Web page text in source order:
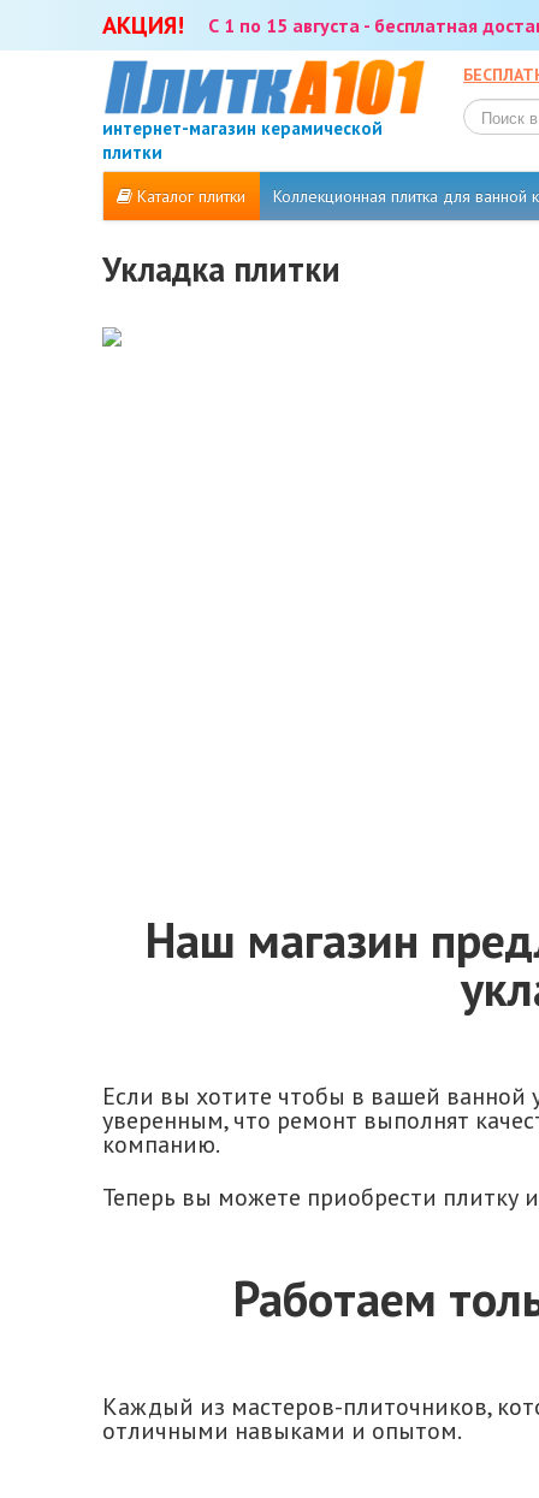
АКЦИЯ! С 1 по 15 августа - бесплатная
интернет-магазин керамической
плитки
Каталог плитки Коллекционная плитка для ванной
Укладка плитки
Наш магазин
Если вы хотите чтобы в вашей
уверенным, что ремонт выполнят
компанию.
Теперь вы можете приобрести плитку
Работаем
Каждый из мастеров-плиточников,
отличными навыками и опытом.